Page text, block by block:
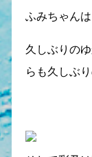
ふみちゃん
久しぶりの
らも久しぶり